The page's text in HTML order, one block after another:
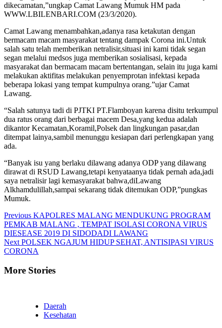
dikecamatan,”ungkap Camat Lawang Mumuk HM pada
WWW.LBILENBARI.COM (23/3/2020).
Camat Lawang menambahkan,adanya rasa ketakutan dengan
bermacam macam masyarakat tentang dampak Corona ini.Untuk
salah satu telah memberikan netralisir,situasi ini kami tidak segan
segan melalui medsos juga memberikan sosialisasi, kepada
masyarakat dan bermacam macam bertentangan, selain itu juga kami
melakukan aktifitas melakukan penyemprotan infektasi kepada
beberapa lokasi yang tempat kumpulnya orang.”ujar Camat
Lawang.
“Salah satunya tadi di PJTKI PT.Flamboyan karena disitu terkumpul
dua ratus orang dari berbagai macem Desa,yang kedua adalah
dikantor Kecamatan,Koramil,Polsek dan lingkungan pasar,dan
ditempat lainya,sambil menunggu kesiapan dari perlengkapan yang
ada.
“Banyak isu yang berlaku dilawang adanya ODP yang dilawang
dirawat di RSUD Lawang,tetapi kenyataanya tidak pernah ada,jadi
saya netralisir lagi kemasyarakat bahwa,diLawang
Alkhamdulillah,sampai sekarang tidak ditemukan ODP,”pungkas
Mumuk.
Continue
Reading
Previous KAPOLRES MALANG MENDUKUNG PROGRAM
PEMKAB MALANG , TEMPAT ISOLASI CORONA VIRUS
DIESEASE 2019 DI SIDODADI LAWANG
Next POLSEK NGAJUM HIDUP SEHAT, ANTISIPASI VIRUS
CORONA
More Stories
Daerah
Kesehatan